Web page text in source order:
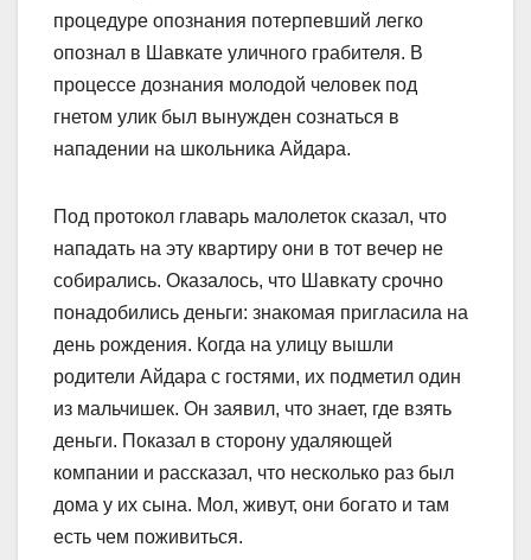
процедуре опознания потерпевший легко
опознал в Шавкате уличного грабителя. В
процессе дознания молодой человек под
гнетом улик был вынужден сознаться в
нападении на школьника Айдара.
Под протокол главарь малолеток сказал, что
нападать на эту квартиру они в тот вечер не
собирались. Оказалось, что Шавкату срочно
понадобились деньги: знакомая пригласила на
день рождения. Когда на улицу вышли
родители Айдара с гостями, их подметил один
из мальчишек. Он заявил, что знает, где взять
деньги. Показал в сторону удаляющей
компании и рассказал, что несколько раз был
дома у их сына. Мол, живут, они богато и там
есть чем поживиться.